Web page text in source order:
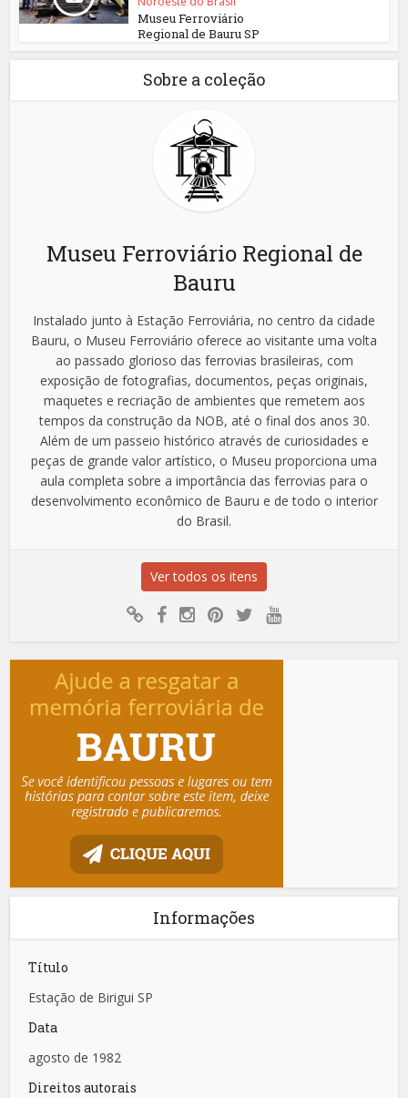
Museu Ferroviário
Regional de Bauru SP
Sobre a coleção
Museu Ferroviário Regional de
Bauru
Instalado junto à Estação Ferroviária, no centro da cidade
Bauru, o Museu Ferroviário oferece ao visitante uma volta
ao passado glorioso das ferrovias brasileiras, com
exposição de fotografias, documentos, peças originais,
maquetes e recriação de ambientes que remetem aos
tempos da construção da NOB, até o final dos anos 30.
Além de um passeio histórico através de curiosidades e
peças de grande valor artístico, o Museu proporciona uma
aula completa sobre a importância das ferrovias para o
desenvolvimento econômico de Bauru e de todo o interior
do Brasil.
Ver todos os itens
Informações
Título
Estação de Birigui SP
Data
agosto de 1982
Direitos autorais